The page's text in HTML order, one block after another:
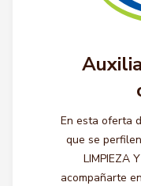
En esta oferta
que se
LIMPIEZA
acompañarte